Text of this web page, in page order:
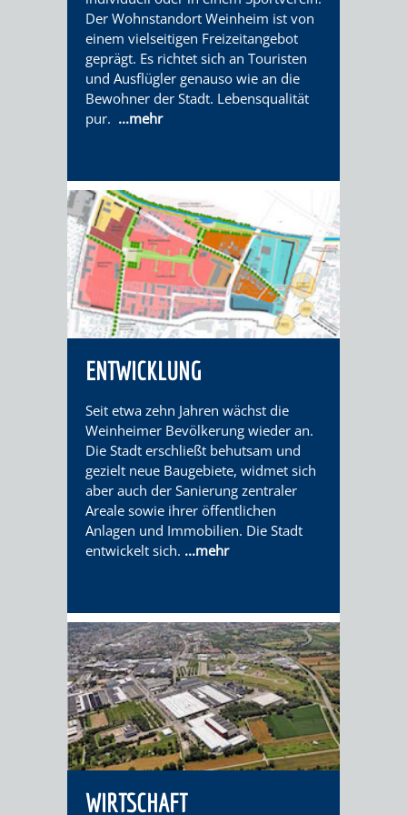
DATEN
/
ZAHLEN
FAKTEN
BILDUNG
KINDERBETREUUNG
KINDERTAGESPFLEGE
KINDERKRIPPEN
KINDERTAGESSTÄTTEN
PROJEKT
"KINDER
SCHÜTZEN
-
STÄRKEN"
VORMERKVERFAHREN
FÜR
DIE
PLATZVERGABE
FERIENANGEBOTE
TIPPS
&
TREFFS
SCHULEN
SCHULARTEN
SCHULVERWALTUNG
SCHULFERIEN
SCHÜLERBEFÖRDERUNG
HORTE
/
GRUNDSCHULBETREUUNG
FERIENBETREUUNG
SCHULSOZIALARBEIT
INKLUSION
STADTBIBLIOTHEK
A
BIS
Z
AUSLEIHE
MEDIENANGEBOTE
ONLINE-
VERANSTALTUNGSKALENDER
JÄHRLICHE
HIGHLIGHTS
STADTTEILEN
„WOINEM
LIVE“
AM
WEINHEIMER
Der Wohnstandort Weinheim ist von
einem vielseitigen Freizeitangebot
geprägt. Es richtet sich an Touristen
und Ausflügler genauso wie an die
Bewohner der Stadt. Lebensqualität
pur. ...mehr
ENTWICKLUNG
Seit etwa zehn Jahren wächst die
Weinheimer Bevölkerung wieder an.
Die Stadt erschließt behutsam und
gezielt neue Baugebiete, widmet sich
aber auch der Sanierung zentraler
Areale sowie ihrer öffentlichen
Anlagen und Immobilien. Die Stadt
entwickelt sich. ...mehr
WIRTSCHAFT